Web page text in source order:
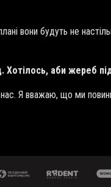
вони будуть не
аби жереб
Я вважаю, що ми